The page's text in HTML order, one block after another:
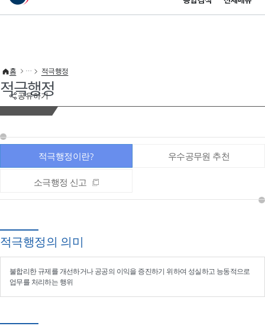
이 누리집은 대한민국 공식 전자정부 누리집입니다.
공유하기
홈 적극행정
적극행정
적극행정이란? 우수공무원 추천
소극행정 신고
적극행정의 의미
불합리한 규제를 개선하거나 공공의 이익을 증진하기 위하여 성실하고 능동적으로
업무를 처리하는 행위